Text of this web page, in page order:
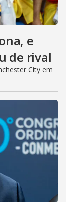
e
de rival
City em